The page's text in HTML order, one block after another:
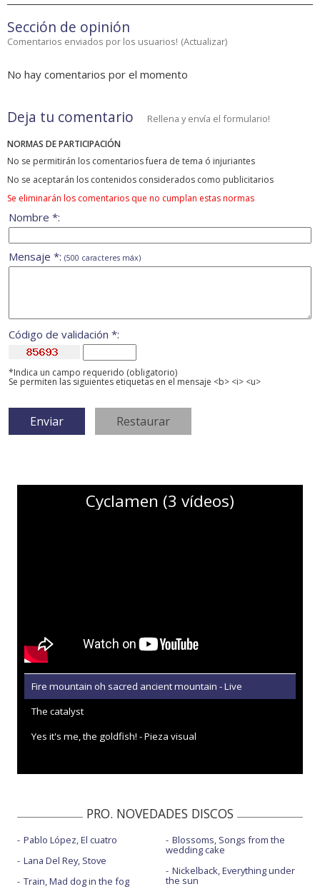
Sección de opinión
Comentarios enviados por los usuarios! (Actualizar)
No hay comentarios por el momento
Deja tu comentario Rellena y envía el formulario!
NORMAS DE PARTICIPACIÓN
No se permitirán los comentarios fuera de tema ó injuriantes
No se aceptarán los contenidos considerados como publicitarios
Se eliminarán los comentarios que no cumplan estas normas
Nombre *:
Mensaje *: (500 caracteres máx)
Código de validación *:
*Indica un campo requerido (obligatorio)
Se permiten las siguientes etiquetas en el mensaje <b> <i> <u>
Cyclamen (3 vídeos)
Fire mountain oh sacred ancient mountain - Live
The catalyst
Yes it's me, the goldfish! - Pieza visual
PRO. NOVEDADES DISCOS
Pablo López, El cuatro
Lana Del Rey, Stove
Train, Mad dog in the fog
Blossoms, Songs from the
wedding cake
Nickelback, Everything under
the sun